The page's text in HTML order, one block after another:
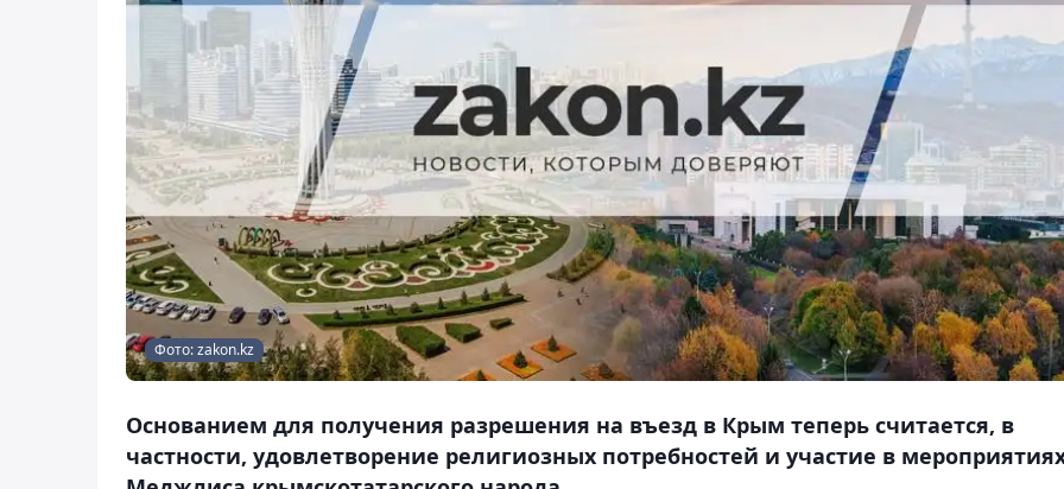
Фото: zakon.kz
Основанием для получения разрешения на въезд в Крым теперь считается, в
частности, удовлетворение религиозных потребностей и участие в